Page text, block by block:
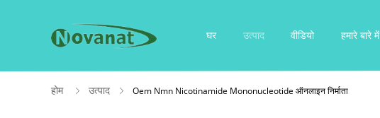
घर उत्पाद वीडियो हमारे बारे में
होम उत्पाद Oem Nmn Nicotinamide Mononucleotide ऑनलाइन निर्माता